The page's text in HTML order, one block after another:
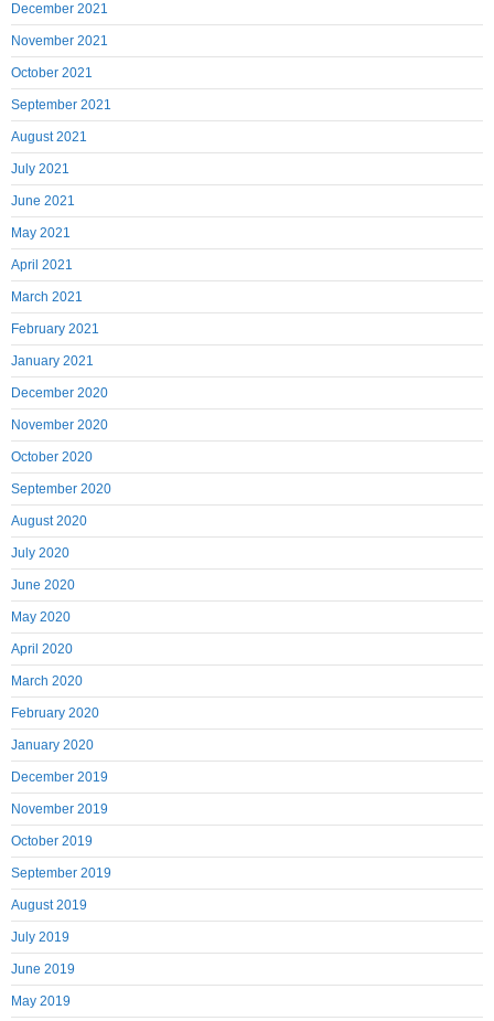
December 2021
November 2021
October 2021
September 2021
August 2021
July 2021
June 2021
May 2021
April 2021
March 2021
February 2021
January 2021
December 2020
November 2020
October 2020
September 2020
August 2020
July 2020
June 2020
May 2020
April 2020
March 2020
February 2020
January 2020
December 2019
November 2019
October 2019
September 2019
August 2019
July 2019
June 2019
May 2019